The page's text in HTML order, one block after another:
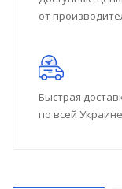
от
Быстрая
по всей Украине